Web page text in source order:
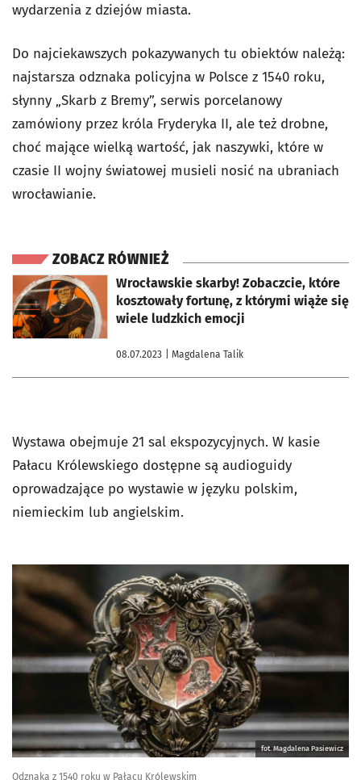
wydarzenia z dziejów miasta.
Do najciekawszych pokazywanych tu obiektów należą:
najstarsza odznaka policyjna w Polsce z 1540 roku,
słynny „Skarb z Bremy”, serwis porcelanowy
zamówiony przez króla Fryderyka II, ale też drobne,
choć mające wielką wartość, jak naszywki, które w
czasie II wojny światowej musieli nosić na ubraniach
wrocławianie.
ZOBACZ RÓWNIEŻ
Wrocławskie skarby! Zobaczcie, które
kosztowały fortunę, z którymi wiąże się
wiele ludzkich emocji
08.07.2023 | Magdalena Talik
otworzy się w nowej karcie
Wystawa obejmuje 21 sal ekspozycyjnych. W kasie
Pałacu Królewskiego dostępne są audioguidy
oprowadzające po wystawie w języku polskim,
niemieckim lub angielskim.
fot. Magdalena Pasiewicz
Odznaka z 1540 roku w Pałacu Królewskim